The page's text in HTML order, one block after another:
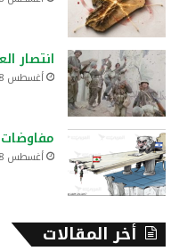
انتصار
أغسطس 8, 2026
مفاوضات
أغسطس 8, 2026
أخر المقالات